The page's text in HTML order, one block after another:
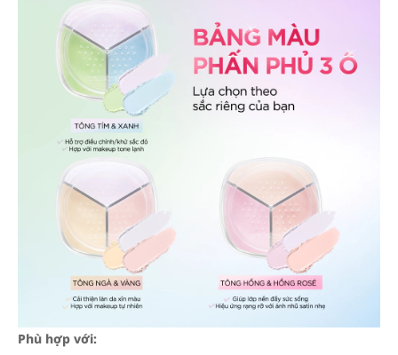
Phù hợp với: